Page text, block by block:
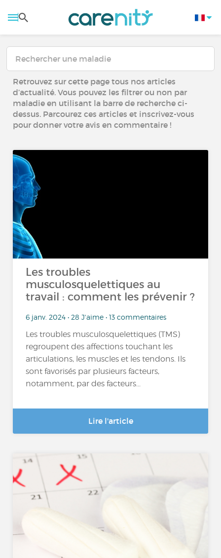
Retrouvez sur cette page tous nos articles
d’actualité. Vous pouvez les filtrer ou non par
maladie en utilisant la barre de recherche ci-
dessus. Parcourez ces articles et inscrivez-vous
pour donner votre avis en commentaire !
Les troubles
musculosquelettiques au
travail : comment les prévenir ?
6 janv. 2024 • 28 J'aime • 13 commentaires
Les troubles musculosquelettiques (TMS)
regroupent des affections touchant les
articulations, les muscles et les tendons. Ils
sont favorisés par plusieurs facteurs,
notamment, par des facteurs...
Lire l'article